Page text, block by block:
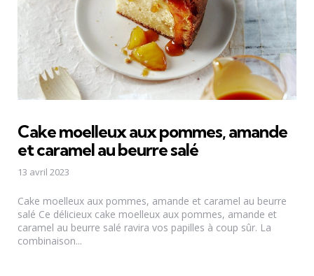
Cake moelleux aux pommes, amande
et caramel au beurre salé
13 avril 2023
Cake moelleux aux pommes, amande et caramel au beurre
salé Ce délicieux cake moelleux aux pommes, amande et
caramel au beurre salé ravira vos papilles à coup sûr. La
combinaison...